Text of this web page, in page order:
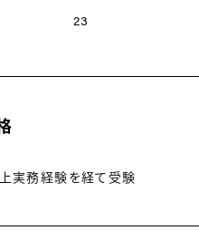
23
実務経験を経て受験